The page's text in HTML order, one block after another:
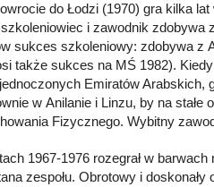
do Łodzi (1970) gra kilka
i zawodnik zdobywa
sukces szkoleniowy: zdobywa z
także sukces na MŚ 1982).
Emiratów Arabskich,
w Anilanie i Linzu, by na
Fizycznego. Wybitny
1967-1976 rozegrał w
zespołu. Obrotowy i